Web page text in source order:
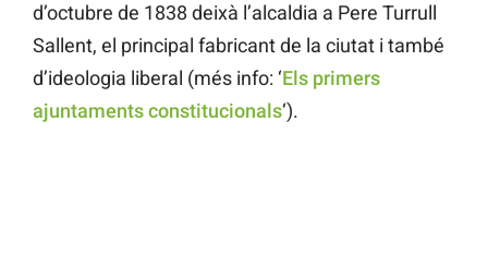
d’octubre de 1838 deixà l’alcaldia a Pere Turrull
Sallent, el principal fabricant de la ciutat i també
d’ideologia liberal (més info: ‘Els primers
ajuntaments constitucionals‘).